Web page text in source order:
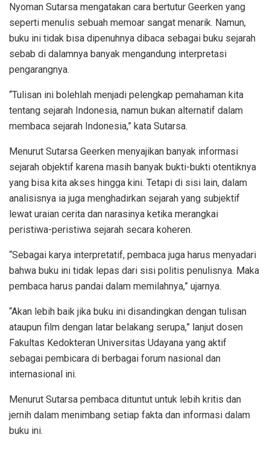
Nyoman Sutarsa mengatakan cara bertutur Geerken yang
seperti menulis sebuah memoar sangat menarik. Namun,
buku ini tidak bisa dipenuhnya dibaca sebagai buku sejarah
sebab di dalamnya banyak mengandung interpretasi
pengarangnya.
“Tulisan ini bolehlah menjadi pelengkap pemahaman kita
tentang sejarah Indonesia, namun bukan alternatif dalam
membaca sejarah Indonesia,” kata Sutarsa.
Menurut Sutarsa Geerken menyajikan banyak informasi
sejarah objektif karena masih banyak bukti-bukti otentiknya
yang bisa kita akses hingga kini. Tetapi di sisi lain, dalam
analisisnya ia juga menghadirkan sejarah yang subjektif
lewat uraian cerita dan narasinya ketika merangkai
peristiwa-peristiwa sejarah secara koheren.
“Sebagai karya interpretatif, pembaca juga harus menyadari
bahwa buku ini tidak lepas dari sisi politis penulisnya. Maka
pembaca harus pandai dalam memilahnya,” ujarnya.
“Akan lebih baik jika buku ini disandingkan dengan tulisan
ataupun film dengan latar belakang serupa,” lanjut dosen
Fakultas Kedokteran Universitas Udayana yang aktif
sebagai pembicara di berbagai forum nasional dan
internasional ini.
Menurut Sutarsa pembaca dituntut untuk lebih kritis dan
jernih dalam menimbang setiap fakta dan informasi dalam
buku ini.